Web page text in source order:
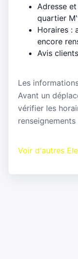
Adresse
quartier
Horaires :
encore
Avis
Les
Avant un
vérifier les
Voir d'autres